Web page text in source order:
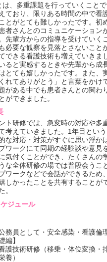
、多重課題を行っていくこと
ており、限りある時間の中で看
とがとても難しかったです。初
者さんとのコミュニケーション
先輩方からの指導を受けていく
必要な観察を見落とさないこと
できる看護技術も増えていきま
ると実感するときや先輩から成
とても嬉しかったです。また、
れてありがとう」と言葉をかけ
がある中でも患者さんとの関わ
ができました。
ト研修では、急変時の対応や多
考えていきました。1年目とい
な対応・対策がすぐに思い浮か
ワークにて同期の経験談や意見
気付くことができ、たくさんの
な全体研修の場では普段会うこ
ワークなどで会話ができるため
しかったことを共有することが
。
ジュール
員として・安全感染・看護倫理
編】
護技術研修（移乗・体位変換・
養）